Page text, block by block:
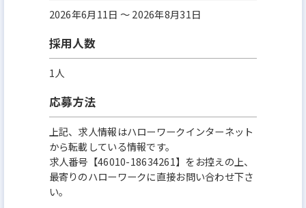
2026年6月11日 〜 2026年8月31日
採用人数
1人
応募方法
上記、求人情報はハローワークインターネット
から転載している情報です。
求人番号【46010-18634261】をお控えの上、
最寄りのハローワークに直接お問い合わせ下さ
い。